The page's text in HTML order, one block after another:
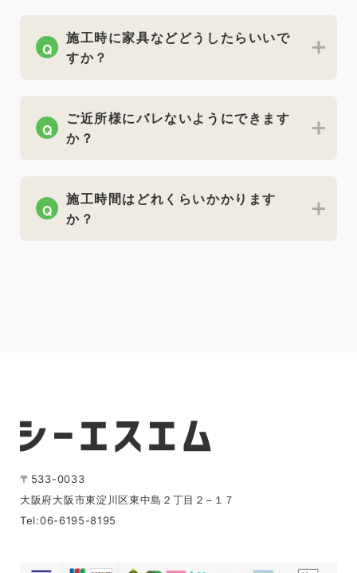
Q
施工時に家具などどうしたらいいで
すか？
Q
ご近所様にバレないようにできます
か？
Q
施工時間はどれくらいかかります
か？
〒533-0033
大阪府大阪市東淀川区東中島２丁目２−１７
Tel:06-6195-8195